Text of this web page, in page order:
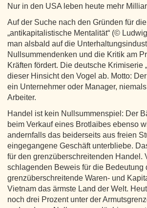
Nur in den USA leben heute mehr
Auf der Suche nach den Gründen für die
„antikapitalistische Mentalität“ (©
man alsbald auf die
Nullsummendenken und die Kritik am
Kräften fördert. Die deutsche Krimiserie
dieser Hinsicht den Vogel ab. Motto:
ein Unternehmer oder Manager,
Arbeiter.
Handel ist kein Nullsummenspiel: Der
beim Verkauf eines Brotlaibes ebenso
andernfalls das beiderseits aus freien
eingegangene Geschäft unterbliebe.
für den grenzüberschreitenden Handel.
schlagenden Beweis für die Bedeutung
grenzüberschreitende Waren- und
Vietnam das ärmste Land der Welt.
noch drei Prozent unter der